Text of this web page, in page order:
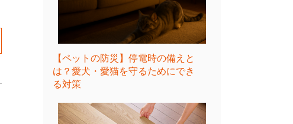
【ペットの防災】停電時の備えと
は？愛犬・愛猫を守るためにでき
る対策